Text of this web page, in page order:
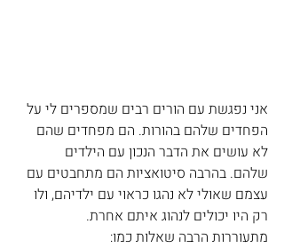
אני נפגשת עם הורים רבים שמספרים לי על
הפחדים שלהם בהורות. הם מפחדים שהם
לא עושים את הדבר הנכון עם הילדים
שלהם. בהרבה סיטואציות הם מתחבטים עם
עצמם שאולי לא נהגו כראוי עם ילדיהם, ולו
רק היו יכולים לנהוג איתם אחרת.
מתעוררות הרבה שאלות כמו: